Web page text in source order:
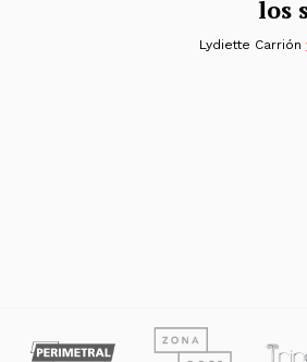
los
Lydiette Carrión